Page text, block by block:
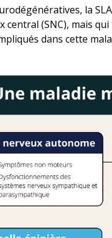
la
central (SNC), mais
dans cette